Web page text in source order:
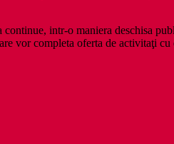
intr-o maniera deschisa
vor completa oferta de activitaţi